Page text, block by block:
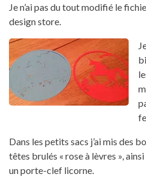
Je n’ai pas du tout modifié le
design store.
Dans les petits sacs j’ai mis des
têtes brulés « rose à lèvres »,
un porte-clef licorne.